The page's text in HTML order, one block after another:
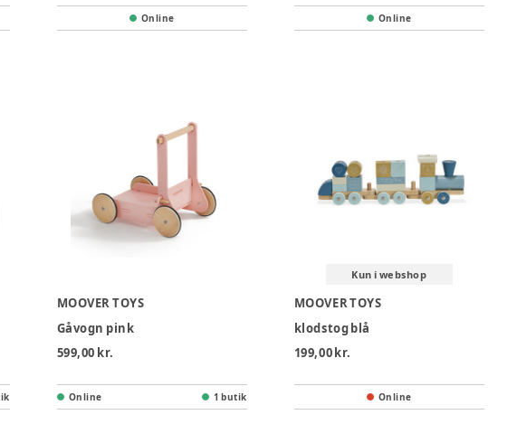
Online Online
MOOVER TOYS
Gåvogn pink
599,00 kr.
Online 1 butik
Kun i webshop
MOOVER TOYS
klodstog blå
199,00 kr.
Online